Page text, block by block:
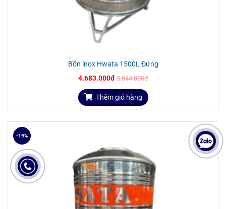
Bồn inox Hwata 1500L Đứng
4.683.000đ 5.844.000đ
Thêm giỏ hàng
-19%